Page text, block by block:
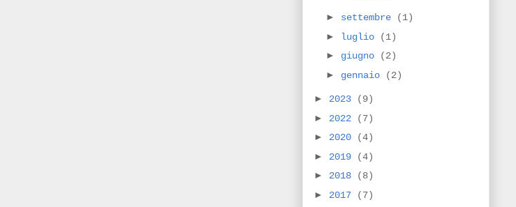
► settembre
(1)
► luglio
(1)
► giugno
(2)
► gennaio (2)
► 2023
(9)
► 2022
(7)
► 2020
(4)
► 2019
(4)
► 2018
(8)
► 2017 (7)